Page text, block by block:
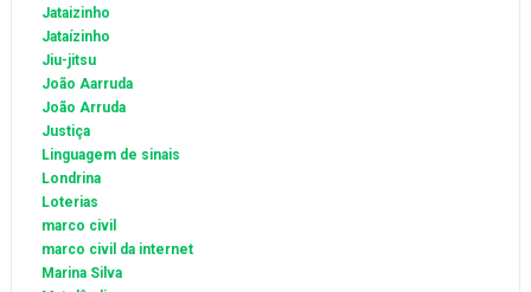
Jataizinho
Jataízinho
Jiu-jitsu
João Aarruda
João Arruda
Justiça
Linguagem de sinais
Londrina
Loterias
marco civil
marco civil da internet
Marina Silva